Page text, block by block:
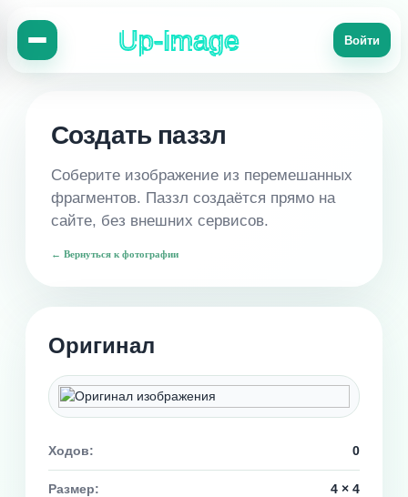
Up-Image Войти
Создать паззл
Соберите изображение из перемешанных
фрагментов. Паззл создаётся прямо на
сайте, без внешних сервисов.
← Вернуться к фотографии
Оригинал
Ходов: 0
Размер: 4 × 4